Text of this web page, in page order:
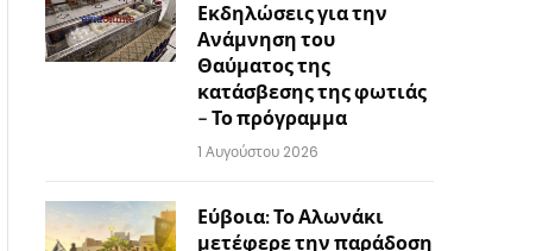
Εκδηλώσεις για την
Ανάμνηση του
Θαύματος της
κατάσβεσης της φωτιάς
– Το πρόγραμμα
1 Αυγούστου 2026
Εύβοια: Το Αλωνάκι
μετέφερε την παράδοση